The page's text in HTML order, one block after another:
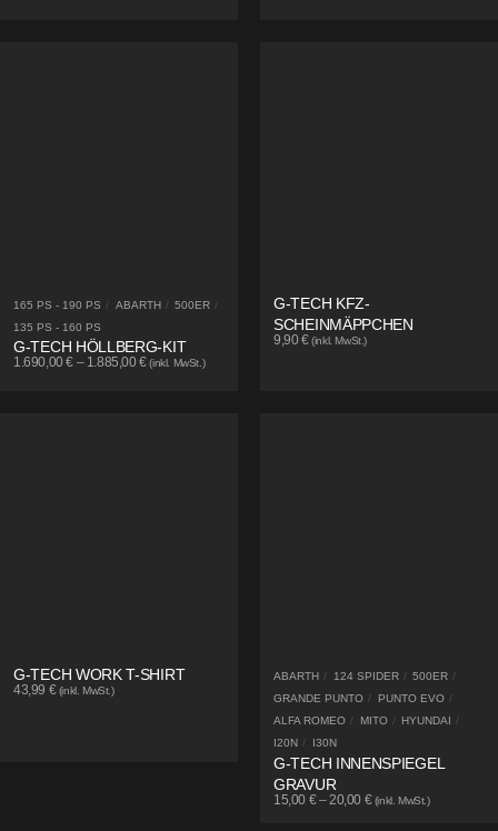
165 PS - 190 PS / ABARTH / 500ER /
135 PS - 160 PS
G-TECH HÖLLBERG-KIT
1.690,00€ – 1.885,00€ (inkl. MwSt.)
G-TECH KFZ-
SCHEINMÄPPCHEN
9,90€ (inkl. MwSt.)
G-TECH WORK T-SHIRT
43,99 € (inkl. MwSt.)
ABARTH / 124 SPIDER / 500ER /
GRANDE PUNTO / PUNTO EVO /
ALFA ROMEO / MITO / HYUNDAI /
I20N / I30N
G-TECH INNENSPIEGEL
GRAVUR
15,00 €– 20,00 € (inkl. MwSt.)